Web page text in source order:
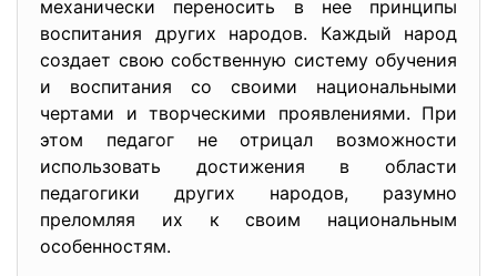
механически переносить в нее принципы
воспитания других народов. Каждый народ
создает свою собственную систему обучения
и воспитания со своими национальными
чертами и творческими проявлениями. При
этом педагог не отрицал возможности
использовать достижения в области
педагогики других народов, разумно
преломляя их к своим национальным
особенностям.